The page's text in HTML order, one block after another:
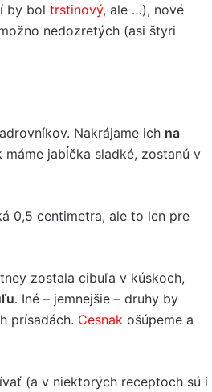
by bol trstinový, ale …), nové
nedozretých (asi štyri
Nakrájame ich na
jabĺčka sladké, zostanú v
0,5 centimetra, ale to len pre
zostala cibuľa v kúskoch,
. Iné – jemnejšie – druhy by
prísadách. Cesnak ošúpeme a
(a v niektorých receptoch sú i